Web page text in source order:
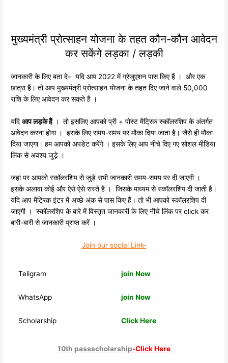
मुख्यमंत्री प्रोत्साहन योजना के तहत कौन-कौन आवेदन
कर सकेंगे लड़का / लड़की
जानकारी के लिए बता दे– यदि आप 2022 में ग्रेजुएशन पास किए हैं । और एक
छात्रा हैं। तो आप मुख्यमंत्री प्रोत्साहन योजना के तहत दिए जाने वाले 50,000
राशि के लिए आवेदन कर सकते हैं ।
यदिआप लड़के हैं। तो इसलिए आपको प्री + पोस्ट मैट्रिक स्कॉलरशिप के अंतर्गत
आवेदन करना होगा । इसके लिए समय-समय पर मौका दिया जाता है। जैसे ही मौका
दिया जाएगा। हम आपको अपडेट करेंगे । इसके लिए आप नीचे दिए गए सोशल मीडिया
लिंक से अवश्य जुड़े ।
जहां पर आपको स्कॉलरशिप से जुड़े सभी जानकारी समय-समय पर दी जाएगी ।
इसके अलावा कोई और ऐसे ऐसे रास्ते हैं । जिसके माध्यम से स्कॉलरशिप दी जाती है।
यदि आप मैट्रिक इंटर में अच्छे अंक से पास किए हैं। तो भी आपको स्कॉलरशिप दी
जाएगी । स्कॉलरशिप के बारे में विस्तृत जानकारी के लिए नीचे लिंक पर click कर
बारी-बारी से जानकारी प्राप्त करें ।
Join our social Link-
Teligram join Now
WhatsApp join Now
Scholarship Click Here
10th passscholarship-Click Here